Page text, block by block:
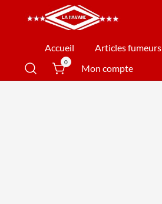
La Havane Nîmes
Accueil Articles fumeurs
0
Mon compte